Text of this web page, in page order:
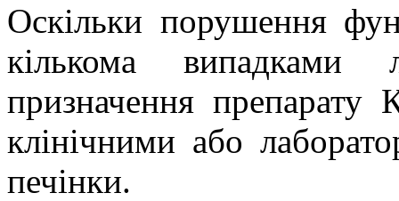
Оскільки порушення
кількома випадками
призначення
клінічними або
печінки.